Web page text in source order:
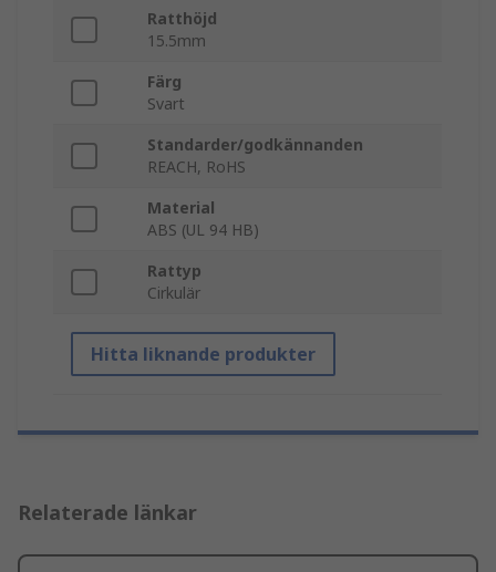
Ratthöjd
15.5mm
Färg
Svart
Standarder/godkännanden
REACH, RoHS
Material
ABS (UL 94 HB)
Rattyp
Cirkulär
Hitta liknande produkter
Relaterade länkar